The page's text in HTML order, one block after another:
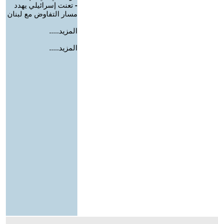
- تعنت إسرائيلي يهدد
مسار التفاوض مع لبنان
المزيد.....
المزيد.....